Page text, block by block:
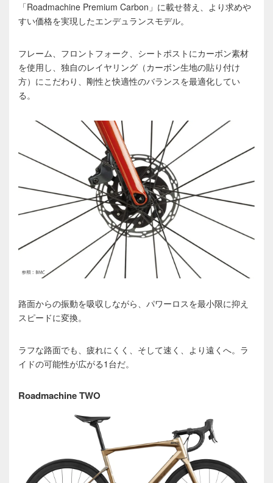
「Roadmachine Premium Carbon」に載せ替え、より求めや
すい価格を実現したエンデュランスモデル。
フレーム、フロントフォーク、シートポストにカーボン素材
を使用し、独自のレイヤリング（カーボン生地の貼り付け
方）にこだわり、剛性と快適性のバランスを最適化してい
る。
路面からの振動を吸収しながら、パワーロスを最小限に抑え
スピードに変換。
ラフな路面でも、疲れにくく、そして速く、より遠くへ。ラ
イドの可能性が広がる1台だ。
Roadmachine TWO